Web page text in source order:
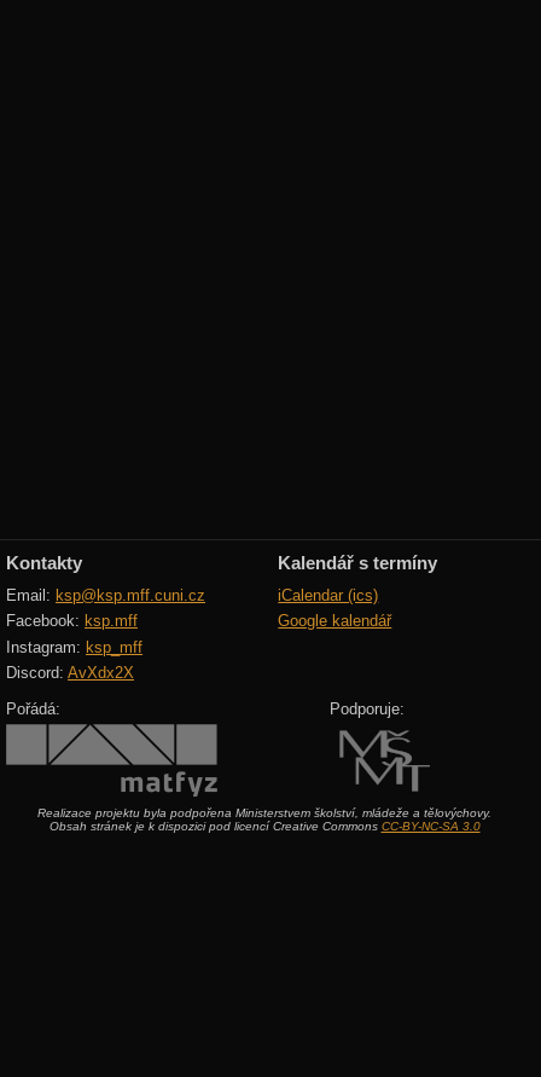
Kontakty
Email: ksp@ksp.mff.cuni.cz
Facebook: ksp.mff
Instagram: ksp_mff
Discord: AvXdx2X
Kalendář s termíny
iCalendar (ics)
Google kalendář
Pořádá: Podporuje:
Realizace projektu byla podpořena Ministerstvem školství, mládeže a tělovýchovy.
Obsah stránek je k dispozici pod licencí Creative Commons CC-BY-NC-SA 3.0